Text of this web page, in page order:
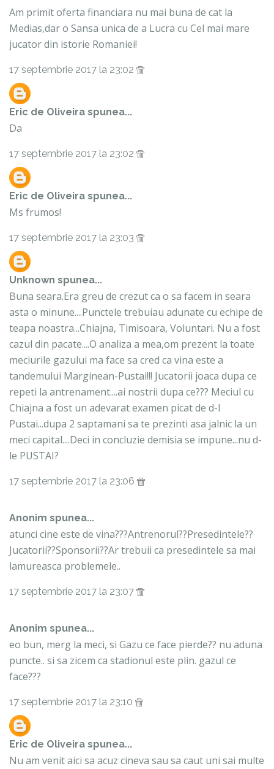
Am primit oferta financiara nu mai buna de cat la
Medias,dar o Sansa unica de a Lucra cu Cel mai mare
jucator din istorie Romaniei!
17 septembrie 2017 la 23:02
Eric de Oliveira spunea...
Da
17 septembrie 2017 la 23:02
Eric de Oliveira spunea...
Ms frumos!
17 septembrie 2017 la 23:03
Unknown spunea...
Buna seara.Era greu de crezut ca o sa facem in seara
asta o minune....Punctele trebuiau adunate cu echipe de
teapa noastra...Chiajna, Timisoara, Voluntari. Nu a fost
cazul din pacate....O analiza a mea,om prezent la toate
meciurile gazului ma face sa cred ca vina este a
tandemului Marginean-Pustai!!! Jucatorii joaca dupa ce
repeti la antrenament....ai nostrii dupa ce??? Meciul cu
Chiajna a fost un adevarat examen picat de d-l
Pustai...dupa 2 saptamani sa te prezinti asa jalnic la un
meci capital....Deci in concluzie demisia se impune...nu d-
le PUSTAI?
17 septembrie 2017 la 23:06
Anonim spunea...
atunci cine este de vina???Antrenorul??Presedintele??
Jucatorii??Sponsorii??Ar trebuii ca presedintele sa mai
lamureasca problemele..
17 septembrie 2017 la 23:07
Anonim spunea...
eo bun, merg la meci, si Gazu ce face pierde?? nu aduna
puncte.. si sa zicem ca stadionul este plin. gazul ce
face???
17 septembrie 2017 la 23:10
Eric de Oliveira spunea...
Nu am venit aici sa acuz cineva sau sa caut uni sai multe